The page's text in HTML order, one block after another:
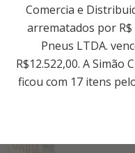
Comercia e
arrematados por
Pneus LTDA.
R$12.522,00. A Simão
ficou com 17 itens